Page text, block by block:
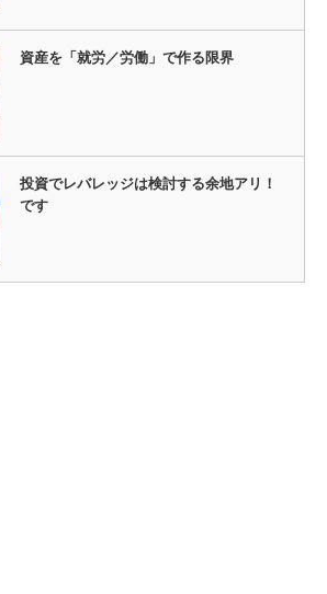
資産を「就労／労働」で作る限界
投資でレバレッジは検討する余地アリ！
です